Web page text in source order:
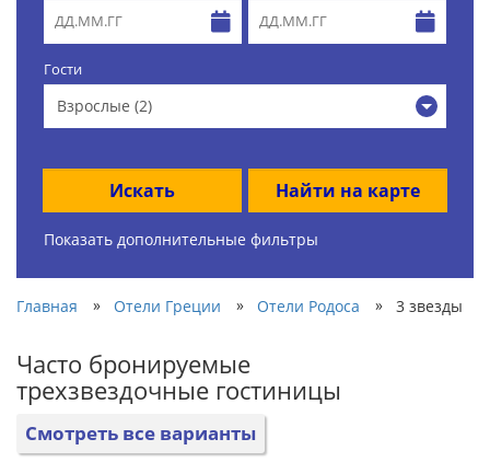
Гости
Взрослые (2)
Искать Найти на карте
Показать дополнительные фильтры
Главная » Отели Греции » Отели Родоса » 3 звезды
Часто бронируемые
трехзвездочные гостиницы
Смотреть все варианты